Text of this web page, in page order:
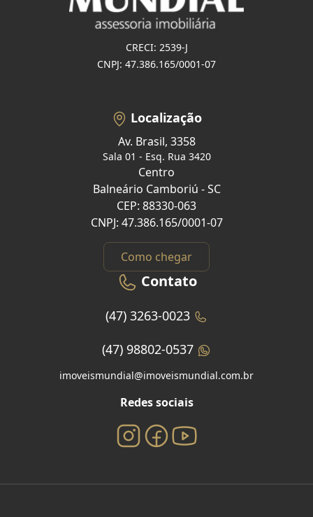
CRECI: 2539-J
CNPJ: 47.386.165/0001-07
Localização
Av. Brasil, 3358
Sala 01 - Esq. Rua 3420
Centro
Balneário Camboriú - SC
CEP: 88330-063
CNPJ: 47.386.165/0001-07
Como chegar
Contato
(47) 3263-0023
(47) 98802-0537
imoveismundial@imoveismundial.com.br
Redes sociais